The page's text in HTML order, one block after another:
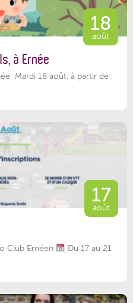
18
août
à Ernée
Mardi 18 août, à partir de
17
août
Club Ernéen
Du 17 au 21